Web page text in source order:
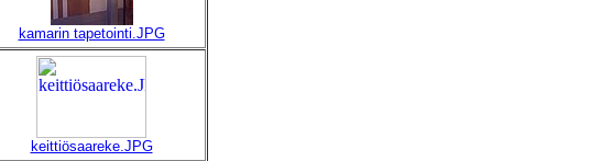
kamarin tapetointi.JPG
keittiösaareke.JPG